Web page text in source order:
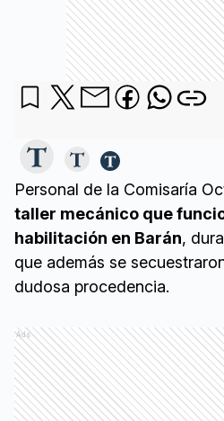
Personal de la Comisaría
taller mecánico que
habilitación en Barán,
que además se
dudosa procedencia.
Ads